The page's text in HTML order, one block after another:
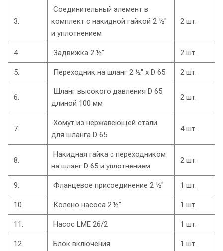
3.
Соединительный элемент в
комплект с накидной гайкой 2 ½″
и уплотнением
2 шт.
4. Задвижка 2 ½″ 2 шт.
5. Переходник на шланг 2 ½″ х D 65 2 шт.
6.
Шланг высокого давления D 65
длиной 100 мм
2 шт.
7.
Хомут из нержавеющей стали
для шланга D 65
4 шт.
8.
Накидная гайка с переходником
на шланг D 65 и уплотнением
2 шт.
9. Фланцевое присоединение 2 ½″ 1 шт.
10. Колено насоса 2 ½″ 1 шт.
11. Насос LME 26/2 1 шт.
12. Блок включения 1 шт.